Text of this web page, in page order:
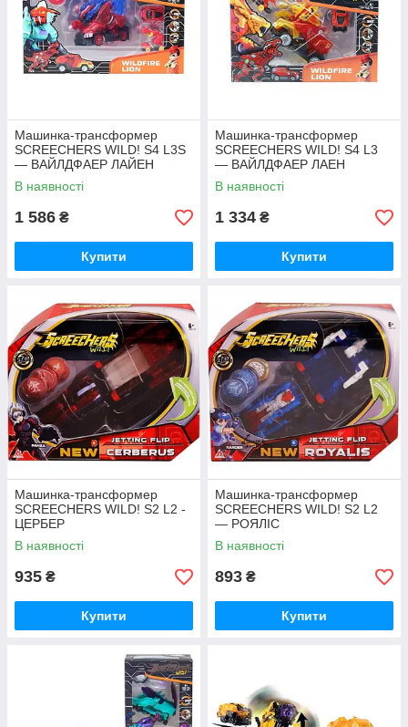
ІГРАШКОВИЙ ТРАНСПОРТ
Машинки, поїзди, літаки, кораблі, катери – понад
700 позицій в асортименті.
ТРЕКИ ІГРОВІ
Автотреки на дистанційному управлінні, водні,
дитячі ігрові треки, паркінги, гаражі, аеропорти.
Дізнатися більше
Машинка-трансформер
SCREECHERS WILD! S4 L3S
— ВАЙЛДФАЕР ЛАЙЕН
ПРЕМІУМ
В наявності
1 586 ₴
Купити
Машинка-трансформер
SCREECHERS WILD! S4 L3
— ВАЙЛДФАЕР ЛАЕН
В наявності
1 334 ₴
Купити
Машинка-трансформер
SCREECHERS WILD! S2 L2 -
ЦЕРБЕР
В наявності
935 ₴
Купити
Машинка-трансформер
SCREECHERS WILD! S2 L2
— РОЯЛІС
В наявності
893 ₴
Купити